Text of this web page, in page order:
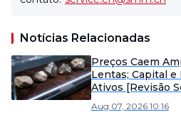
Notícias Relacionadas
Preços Caem
Lentas; Capital
Ativos [Revisão
Aug 07, 2026 10:16